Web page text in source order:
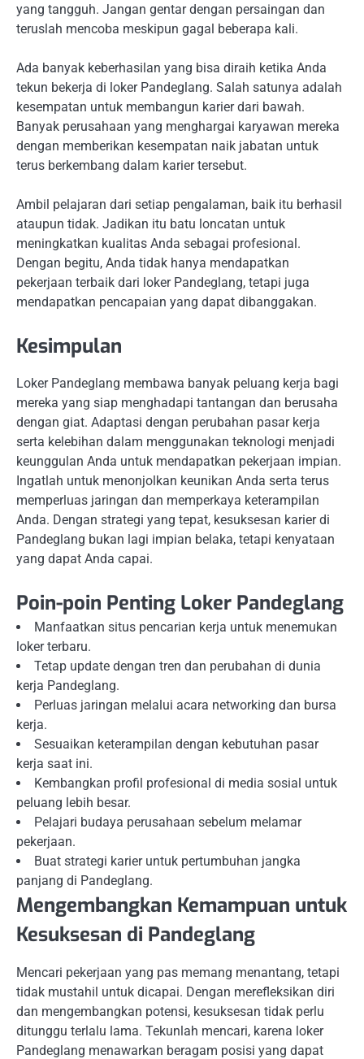
yang tangguh. Jangan gentar dengan persaingan dan
teruslah mencoba meskipun gagal beberapa kali.
Ada banyak keberhasilan yang bisa diraih ketika Anda
tekun bekerja di loker Pandeglang. Salah satunya adalah
kesempatan untuk membangun karier dari bawah.
Banyak perusahaan yang menghargai karyawan mereka
dengan memberikan kesempatan naik jabatan untuk
terus berkembang dalam karier tersebut.
Ambil pelajaran dari setiap pengalaman, baik itu berhasil
ataupun tidak. Jadikan itu batu loncatan untuk
meningkatkan kualitas Anda sebagai profesional.
Dengan begitu, Anda tidak hanya mendapatkan
pekerjaan terbaik dari loker Pandeglang, tetapi juga
mendapatkan pencapaian yang dapat dibanggakan.
Kesimpulan
Loker Pandeglang membawa banyak peluang kerja bagi
mereka yang siap menghadapi tantangan dan berusaha
dengan giat. Adaptasi dengan perubahan pasar kerja
serta kelebihan dalam menggunakan teknologi menjadi
keunggulan Anda untuk mendapatkan pekerjaan impian.
Ingatlah untuk menonjolkan keunikan Anda serta terus
memperluas jaringan dan memperkaya keterampilan
Anda. Dengan strategi yang tepat, kesuksesan karier di
Pandeglang bukan lagi impian belaka, tetapi kenyataan
yang dapat Anda capai.
Poin-poin Penting Loker Pandeglang
Manfaatkan situs pencarian kerja untuk menemukan
loker terbaru.
Tetap update dengan tren dan perubahan di dunia
kerja Pandeglang.
Perluas jaringan melalui acara networking dan bursa
kerja.
Sesuaikan keterampilan dengan kebutuhan pasar
kerja saat ini.
Kembangkan profil profesional di media sosial untuk
peluang lebih besar.
Pelajari budaya perusahaan sebelum melamar
pekerjaan.
Buat strategi karier untuk pertumbuhan jangka
panjang di Pandeglang.
Mengembangkan Kemampuan untuk
Kesuksesan di Pandeglang
Mencari pekerjaan yang pas memang menantang, tetapi
tidak mustahil untuk dicapai. Dengan merefleksikan diri
dan mengembangkan potensi, kesuksesan tidak perlu
ditunggu terlalu lama. Tekunlah mencari, karena loker
Pandeglang menawarkan beragam posisi yang dapat